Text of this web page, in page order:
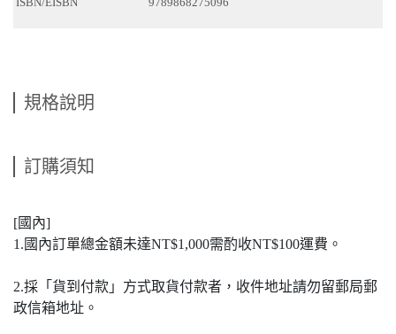
規格說明
訂購須知
[國內]
1.國內訂單總金額未達NT$1,000需酌收NT$100運費。
2.採「貨到付款」方式取貨付款者，收件地址請勿留郵局郵
政信箱地址。